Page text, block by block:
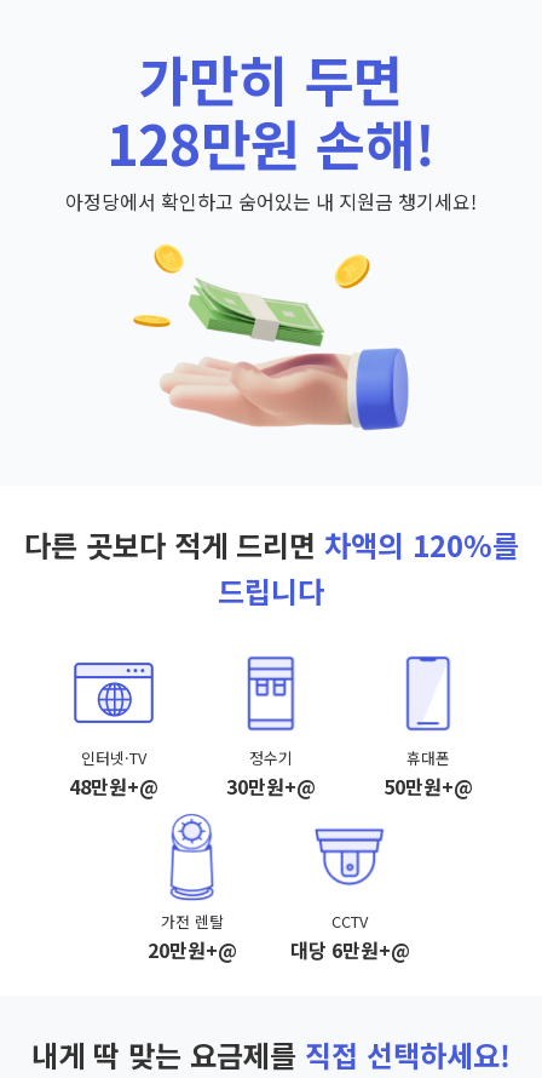
가만히 두면
128만원 손해!
아정당에서 확인하고 숨어있는 내 지원금 챙기세요!
다른 곳보다 적게 드리면 차액의 120%를
드립니다
인터넷·TV
48만원+@
정수기
30만원+@
휴대폰
50만원+@
가전 렌탈
20만원+@
CCTV
대당 6만원+@
내게 딱 맞는 요금제를 직접 선택하세요!